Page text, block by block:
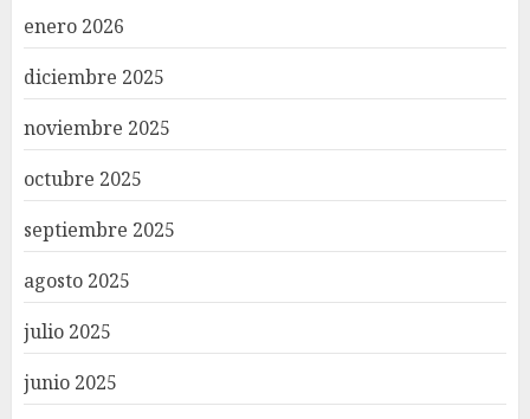
enero 2026
diciembre 2025
noviembre 2025
octubre 2025
septiembre 2025
agosto 2025
julio 2025
junio 2025